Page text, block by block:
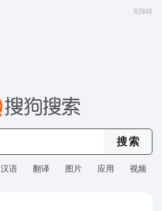
无障碍
汉语 翻译 图片 应用 视频